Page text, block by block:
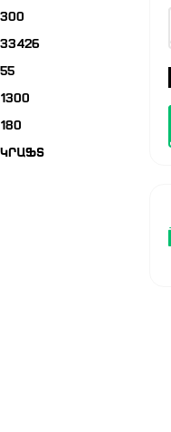
300
33426
55
1300
180
ԿՐԱՖՏ